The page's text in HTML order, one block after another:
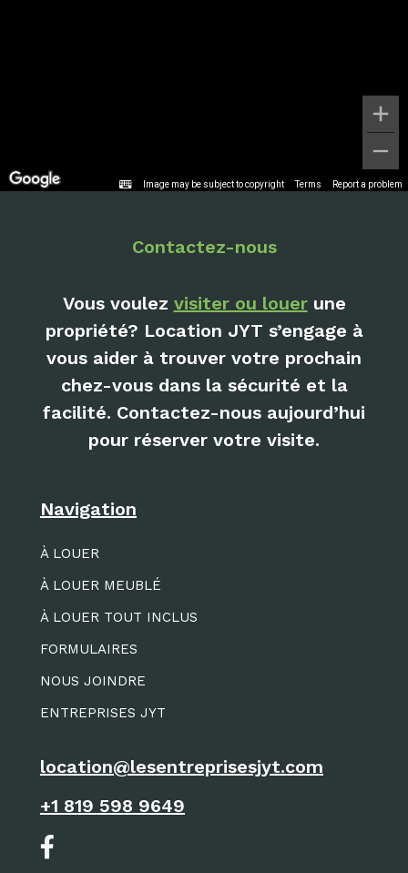
Image may be subject to copyright Terms Report a problem
Contactez-nous
Vous voulez visiter ou louerune
propriété? Location JYT s’engage à
vous aider à trouver votre prochain
chez-vous dans la sécurité et la
facilité. Contactez-nous aujourd’hui
pour réserver votre visite.
Navigation
À LOUER
À LOUER MEUBLÉ
À LOUER TOUT INCLUS
FORMULAIRES
NOUS JOINDRE
ENTREPRISES JYT
location@lesentreprisesjyt.com
+1 819 598 9649